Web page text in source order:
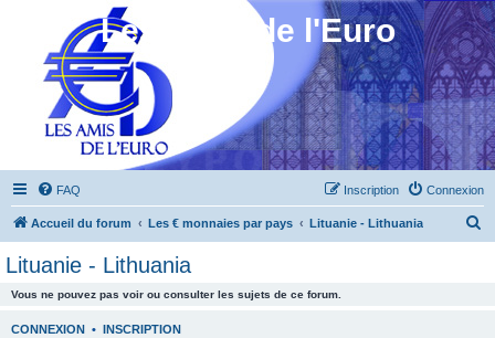
Les Amis de l'Euro
FAQ Connexion
Inscription
Accueil du forum Les € monnaies par pays Lituanie - Lithuania
Lituanie - Lithuania
Vous ne pouvez pas voir ou consulter les sujets de ce forum.
CONNEXION • INSCRIPTION